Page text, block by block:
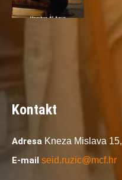
Kontakt
Adresa Kneza Mislava 15,
E-mail seid.ruzic@mcf.hr